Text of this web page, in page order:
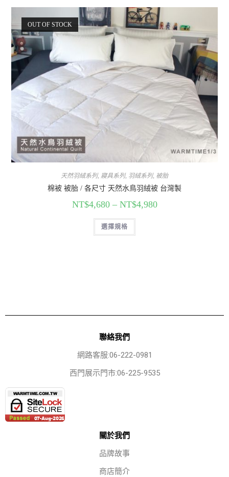
OUT OF STOCK
天然羽絨系列, 寢具系列, 羽絨系列, 被胎
棉被 被胎 / 各尺寸 天然水鳥羽絨被 台灣製
NT$4,680– NT$4,980
選擇規格
聯絡我們
網路客服:06-222-0981
西門展示門市:06-225-9535
關於我們
品牌故事
商店簡介